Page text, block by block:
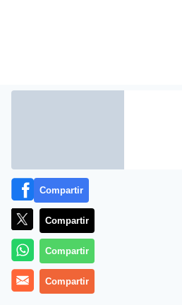
Más información
Compartir
Compartir
Compartir
Compartir